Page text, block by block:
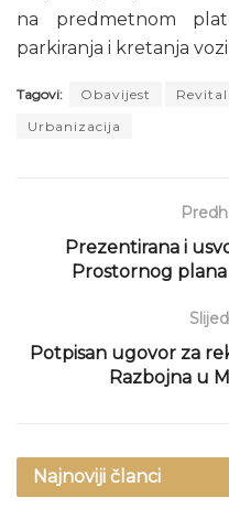
na predmetnom
parkiranja i kretanja
Tagovi: Obavijest
Urbanizacija
Prezentirana i
Prostornog
Potpisan ugovor za
Razbojna u
Najnoviji članci